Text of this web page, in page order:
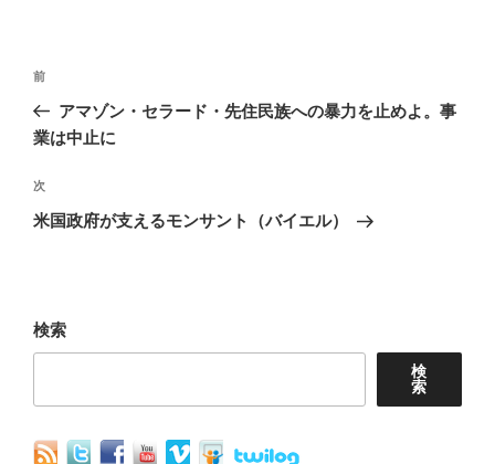
投
稿
ナ
ゲ
ー
ン
前
の
投
前
アマゾン・セラード・先住民族への暴力を止めよ。事
業は中止に
次
の
次
米国政府が支えるモンサント（バイエル）
検索
検
索